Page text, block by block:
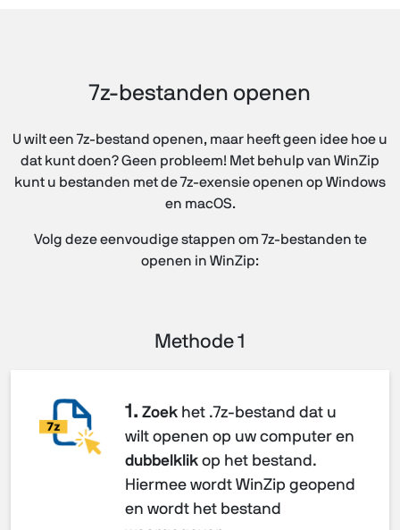
7z-bestanden openen
U wilt een 7z-bestand openen, maar heeft geen idee hoe u
dat kunt doen? Geen probleem! Met behulp van WinZip
kunt u bestanden met de 7z-exensie openen op Windows
en macOS.
Volg deze eenvoudige stappen om 7z-bestanden te
openen in WinZip:
Methode 1
1. Zoek het .7z-bestand dat u
wilt openen op uw computer en
dubbelklik op het bestand.
Hiermee wordt WinZip geopend
en wordt het bestand